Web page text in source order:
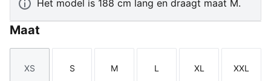
Het model is 188 cm lang en draagt maat M.
Maat
Maat
XS
Maat
S
Maat
M
Maat
L
Maat
XL
Maat
XXL